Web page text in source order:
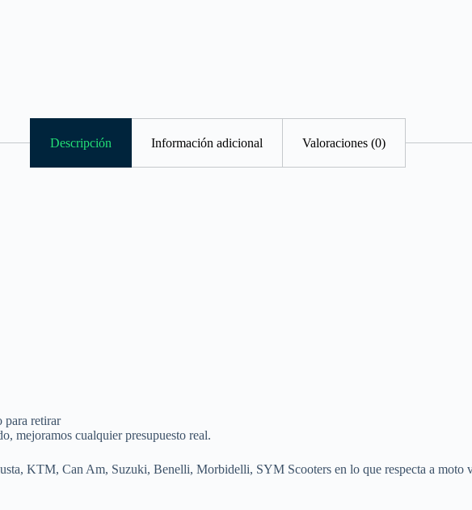
Descripción Información adicional Valoraciones (0)
para retirar
mejoramos cualquier presupuesto real.
KTM, Can Am, Suzuki, Benelli, Morbidelli, SYM Scooters en lo que respecta a moto